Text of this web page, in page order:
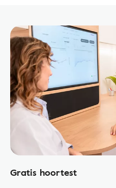
Gratis hoortest